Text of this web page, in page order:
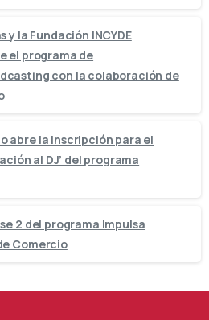
y la Fundación INCYDE
el programa de
con la colaboración de
abre la inscripción para el
al DJ’ del programa
2 del programa Impulsa
Comercio